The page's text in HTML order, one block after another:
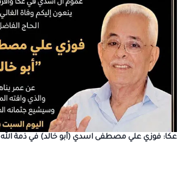
عكا: فوزي علي مصطفى اسدي (أبو خالد) في ذمة الله